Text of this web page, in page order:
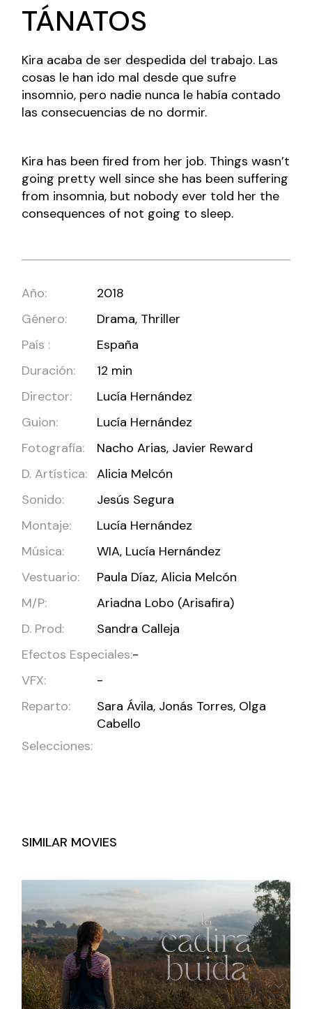
TÁNATOS
Kira acaba de ser despedida del trabajo. Las
cosas le han ido mal desde que sufre
insomnio, pero nadie nunca le había contado
las consecuencias de no dormir.
Kira has been fired from her job. Things wasn’t
going pretty well since she has been suffering
from insomnia, but nobody ever told her the
consequences of not going to sleep.
Año:
2018
Género:
Drama, Thriller
País :
España
Duración:
12 min
Director:
Lucía Hernández
Guion:
Lucía Hernández
Fotografía:
Nacho Arias, Javier Reward
D. Artística: Alicia Melcón
Sonido:
Jesús Segura
Montaje:
Lucía Hernández
Música:
WIA, Lucía Hernández
Vestuario:
Paula Díaz, Alicia Melcón
M/P:
Ariadna Lobo (Arisafira)
D. Prod:
Sandra Calleja
Efectos Especiales:-
VFX:
-
Reparto:
Sara Ávila, Jonás Torres, Olga
Cabello
Selecciones:
SIMILAR MOVIES